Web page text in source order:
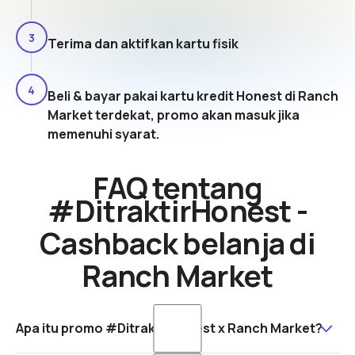
3 Terima dan aktifkan kartu fisik
4
Beli & bayar pakai kartu kredit Honest di Ranch
Market terdekat, promo akan masuk jika
memenuhi syarat.
FAQ tentang
#DitraktirHonest -
Cashback belanja di
Ranch Market
Apa itu promo #DitraktirHonest x Ranch Market?